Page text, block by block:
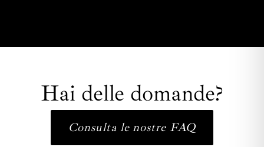
Hai delle domande?
Consulta le nostre FAQ